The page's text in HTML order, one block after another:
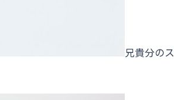
兄貴分のス